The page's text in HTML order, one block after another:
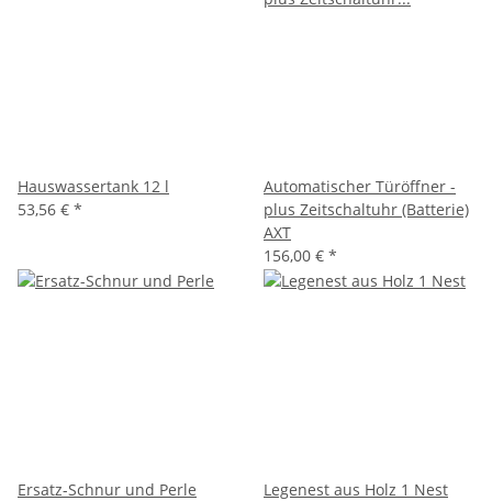
Hauswassertank 12 l
53,56 € *
Automatischer Türöffner -
plus Zeitschaltuhr (Batterie)
AXT
156,00 € *
Ersatz-Schnur und Perle
Legenest aus Holz 1 Nest